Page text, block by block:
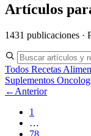
Artículos
1431 publicaciones ·
Todos Recetas
Suplementos
← Anterior
1
…
78